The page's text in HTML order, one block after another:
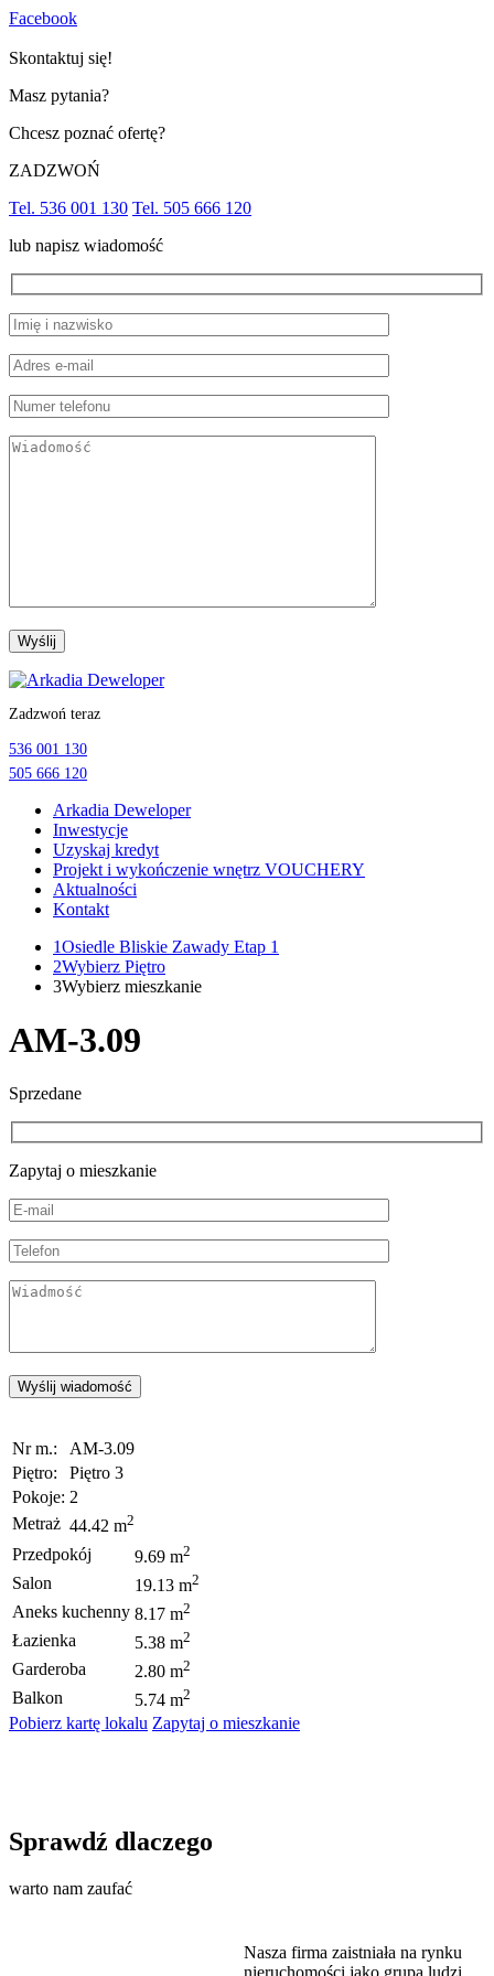
Facebook
Skontaktuj się!
Masz pytania?
Chcesz poznać ofertę?
ZADZWOŃ
Tel. 536 001 130 Tel. 505 666 120
lub napisz wiadomość
Przejdź
treści
Zadzwoń teraz
536 001 130
505 666 120
Arkadia Deweloper
Inwestycje
Uzyskaj kredyt
Projekt i wykończenie wnętrz VOUCHERY
Aktualności
Kontakt
1Osiedle Bliskie Zawady Etap 1
2Wybierz Piętro
3Wybierz mieszkanie
AM-3.09
Sprzedane
Zapytaj o mieszkanie
Nr m.:
AM-3.09
Piętro:
Piętro 3
Pokoje: 2
Metraż 44.42 m2
Przedpokój 9.69 m2
Salon 19.13 m2
Aneks kuchenny 8.17 m2
Łazienka 5.38 m2
Garderoba 2.80 m2
Balkon 5.74 m2
Pobierz kartę lokalu Zapytaj o mieszkanie
Sprawdź dlaczego
warto nam zaufać
Nasza firma zaistniała na rynku
nieruchomości jako grupa ludzi